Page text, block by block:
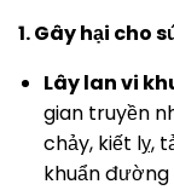
1. Gây hại cho
Lây lan vi
gian truyền
chảy, kiết lỵ,
khuẩn đường